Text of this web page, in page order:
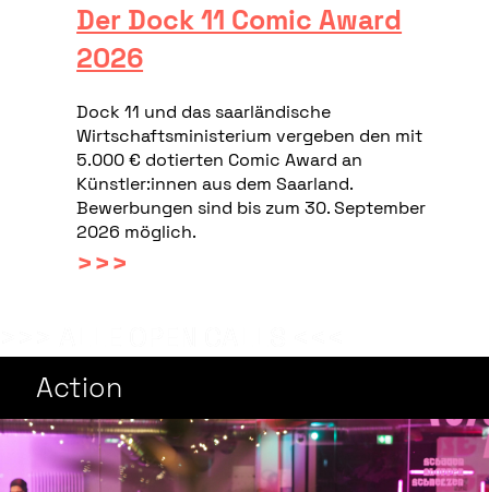
Der Dock 11 Comic Award
2026
Dock 11 und das saarländische
Wirtschaftsministerium vergeben den mit
5.000 € dotierten Comic Award an
Künstler:innen aus dem Saarland.
Bewerbungen sind bis zum 30. September
2026 möglich.
>>>
Action